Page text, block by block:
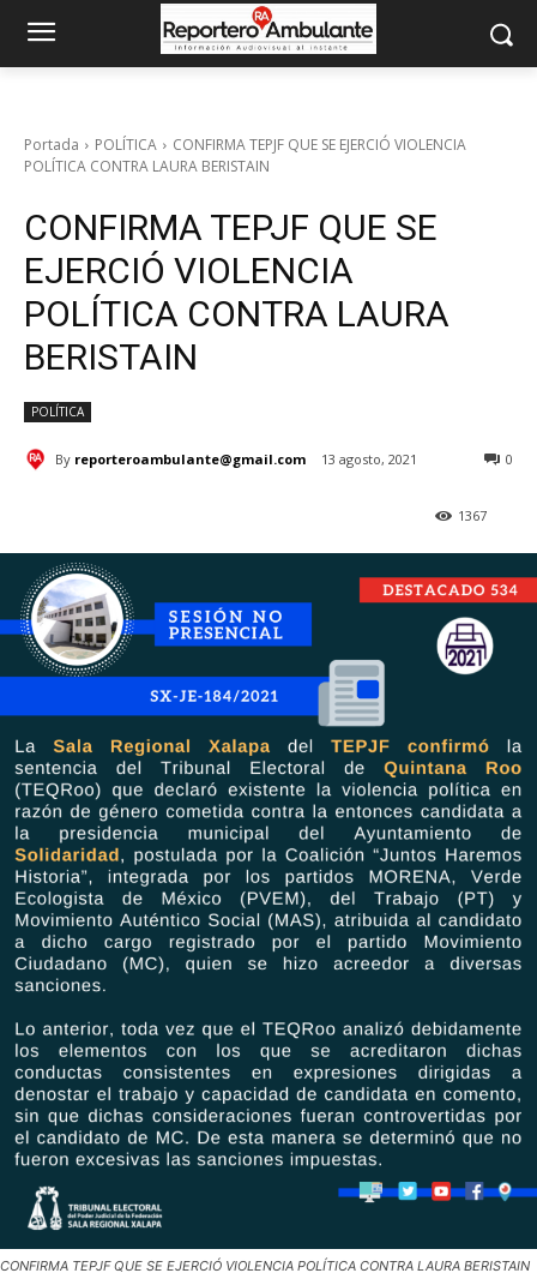
Portada POLÍTICA
CONFIRMA TEPJF QUE SE EJERCIÓ VIOLENCIA
POLÍTICA CONTRA LAURA BERISTAIN
CONFIRMA TEPJF QUE SE
EJERCIÓ VIOLENCIA
POLÍTICA CONTRA LAURA
BERISTAIN
POLÍTICA
By reporteroambulante@gmail.com 13 agosto, 2021 0
1367
CONFIRMA TEPJF QUE SE EJERCIÓ VIOLENCIA POLÍTICA CONTRA LAURA BERISTAIN